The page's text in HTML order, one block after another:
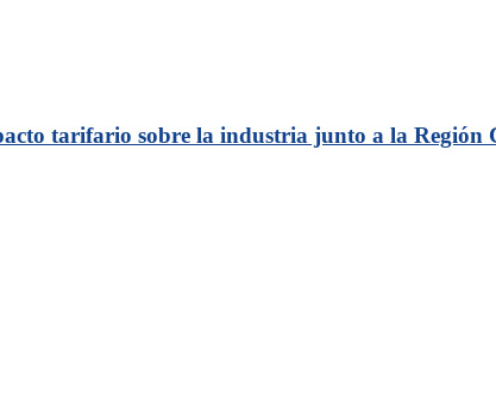
tarifario sobre la industria junto a la Región